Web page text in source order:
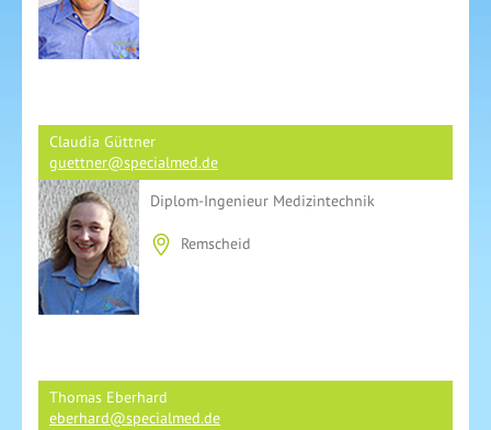
Claudia Güttner
guettner@specialmed.de
Diplom-Ingenieur Medizintechnik
Remscheid
Thomas Eberhard
eberhard@specialmed.de